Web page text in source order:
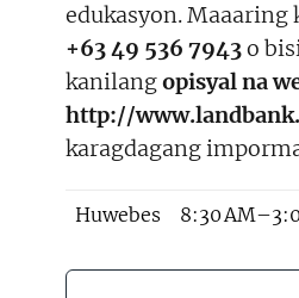
edukasyon.
+63 49 536 7943o
kanilangopisyal na
http://
karagdagang
Huwebes 8:30